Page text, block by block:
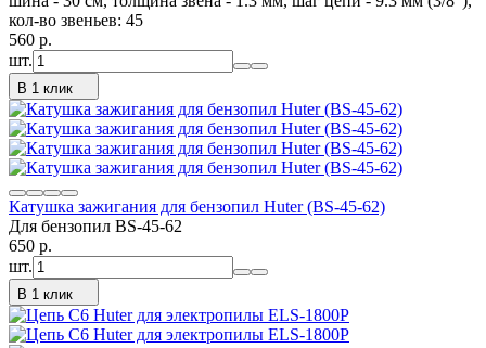
кол-во звеньев: 45
560 p.
шт.
В 1 клик
Катушка зажигания для бензопил Huter (BS-45-62)
Для бензопил BS-45-62
650 p.
шт.
В 1 клик